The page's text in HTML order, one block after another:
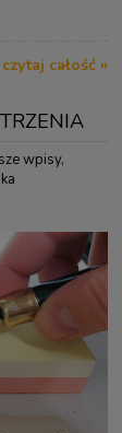
czytaj całość »
wpisy,